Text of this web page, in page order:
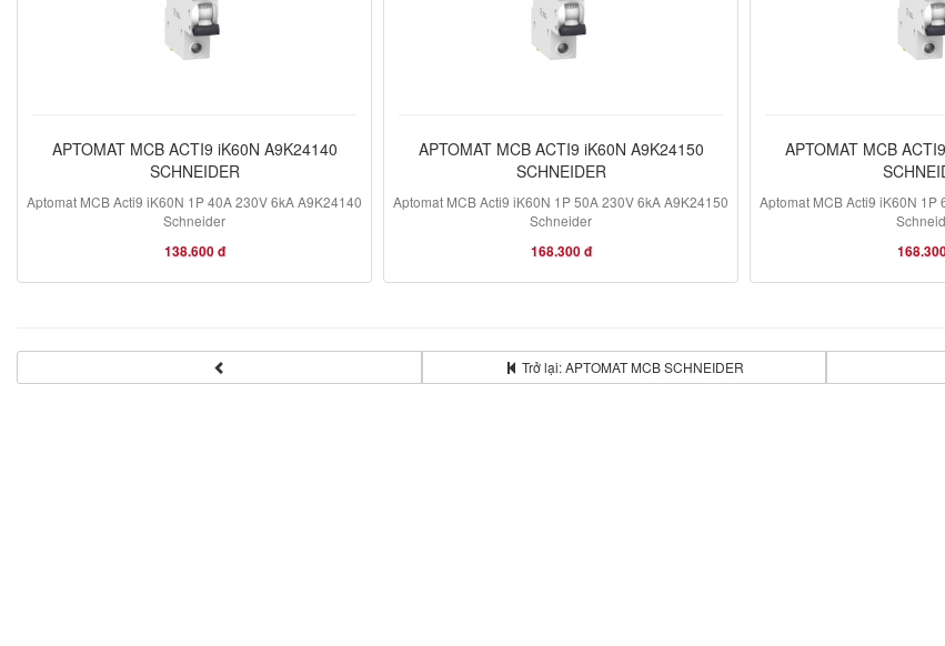
APTOMAT MCB ACTI9 iK60N A9K24140
SCHNEIDER
Aptomat MCB Acti9 iK60N 1P 40A 230V 6kA A9K24140
Schneider
138.600 đ
APTOMAT MCB ACTI9 iK60N A9K24150
SCHNEIDER
Aptomat MCB Acti9 iK60N 1P 50A 230V 6kA A9K24150
Schneider
168.300 đ
APTOMAT MCB
Aptomat MCB Acti9 iK60N 1P
Trở lại: APTOMAT MCB SCHNEIDER